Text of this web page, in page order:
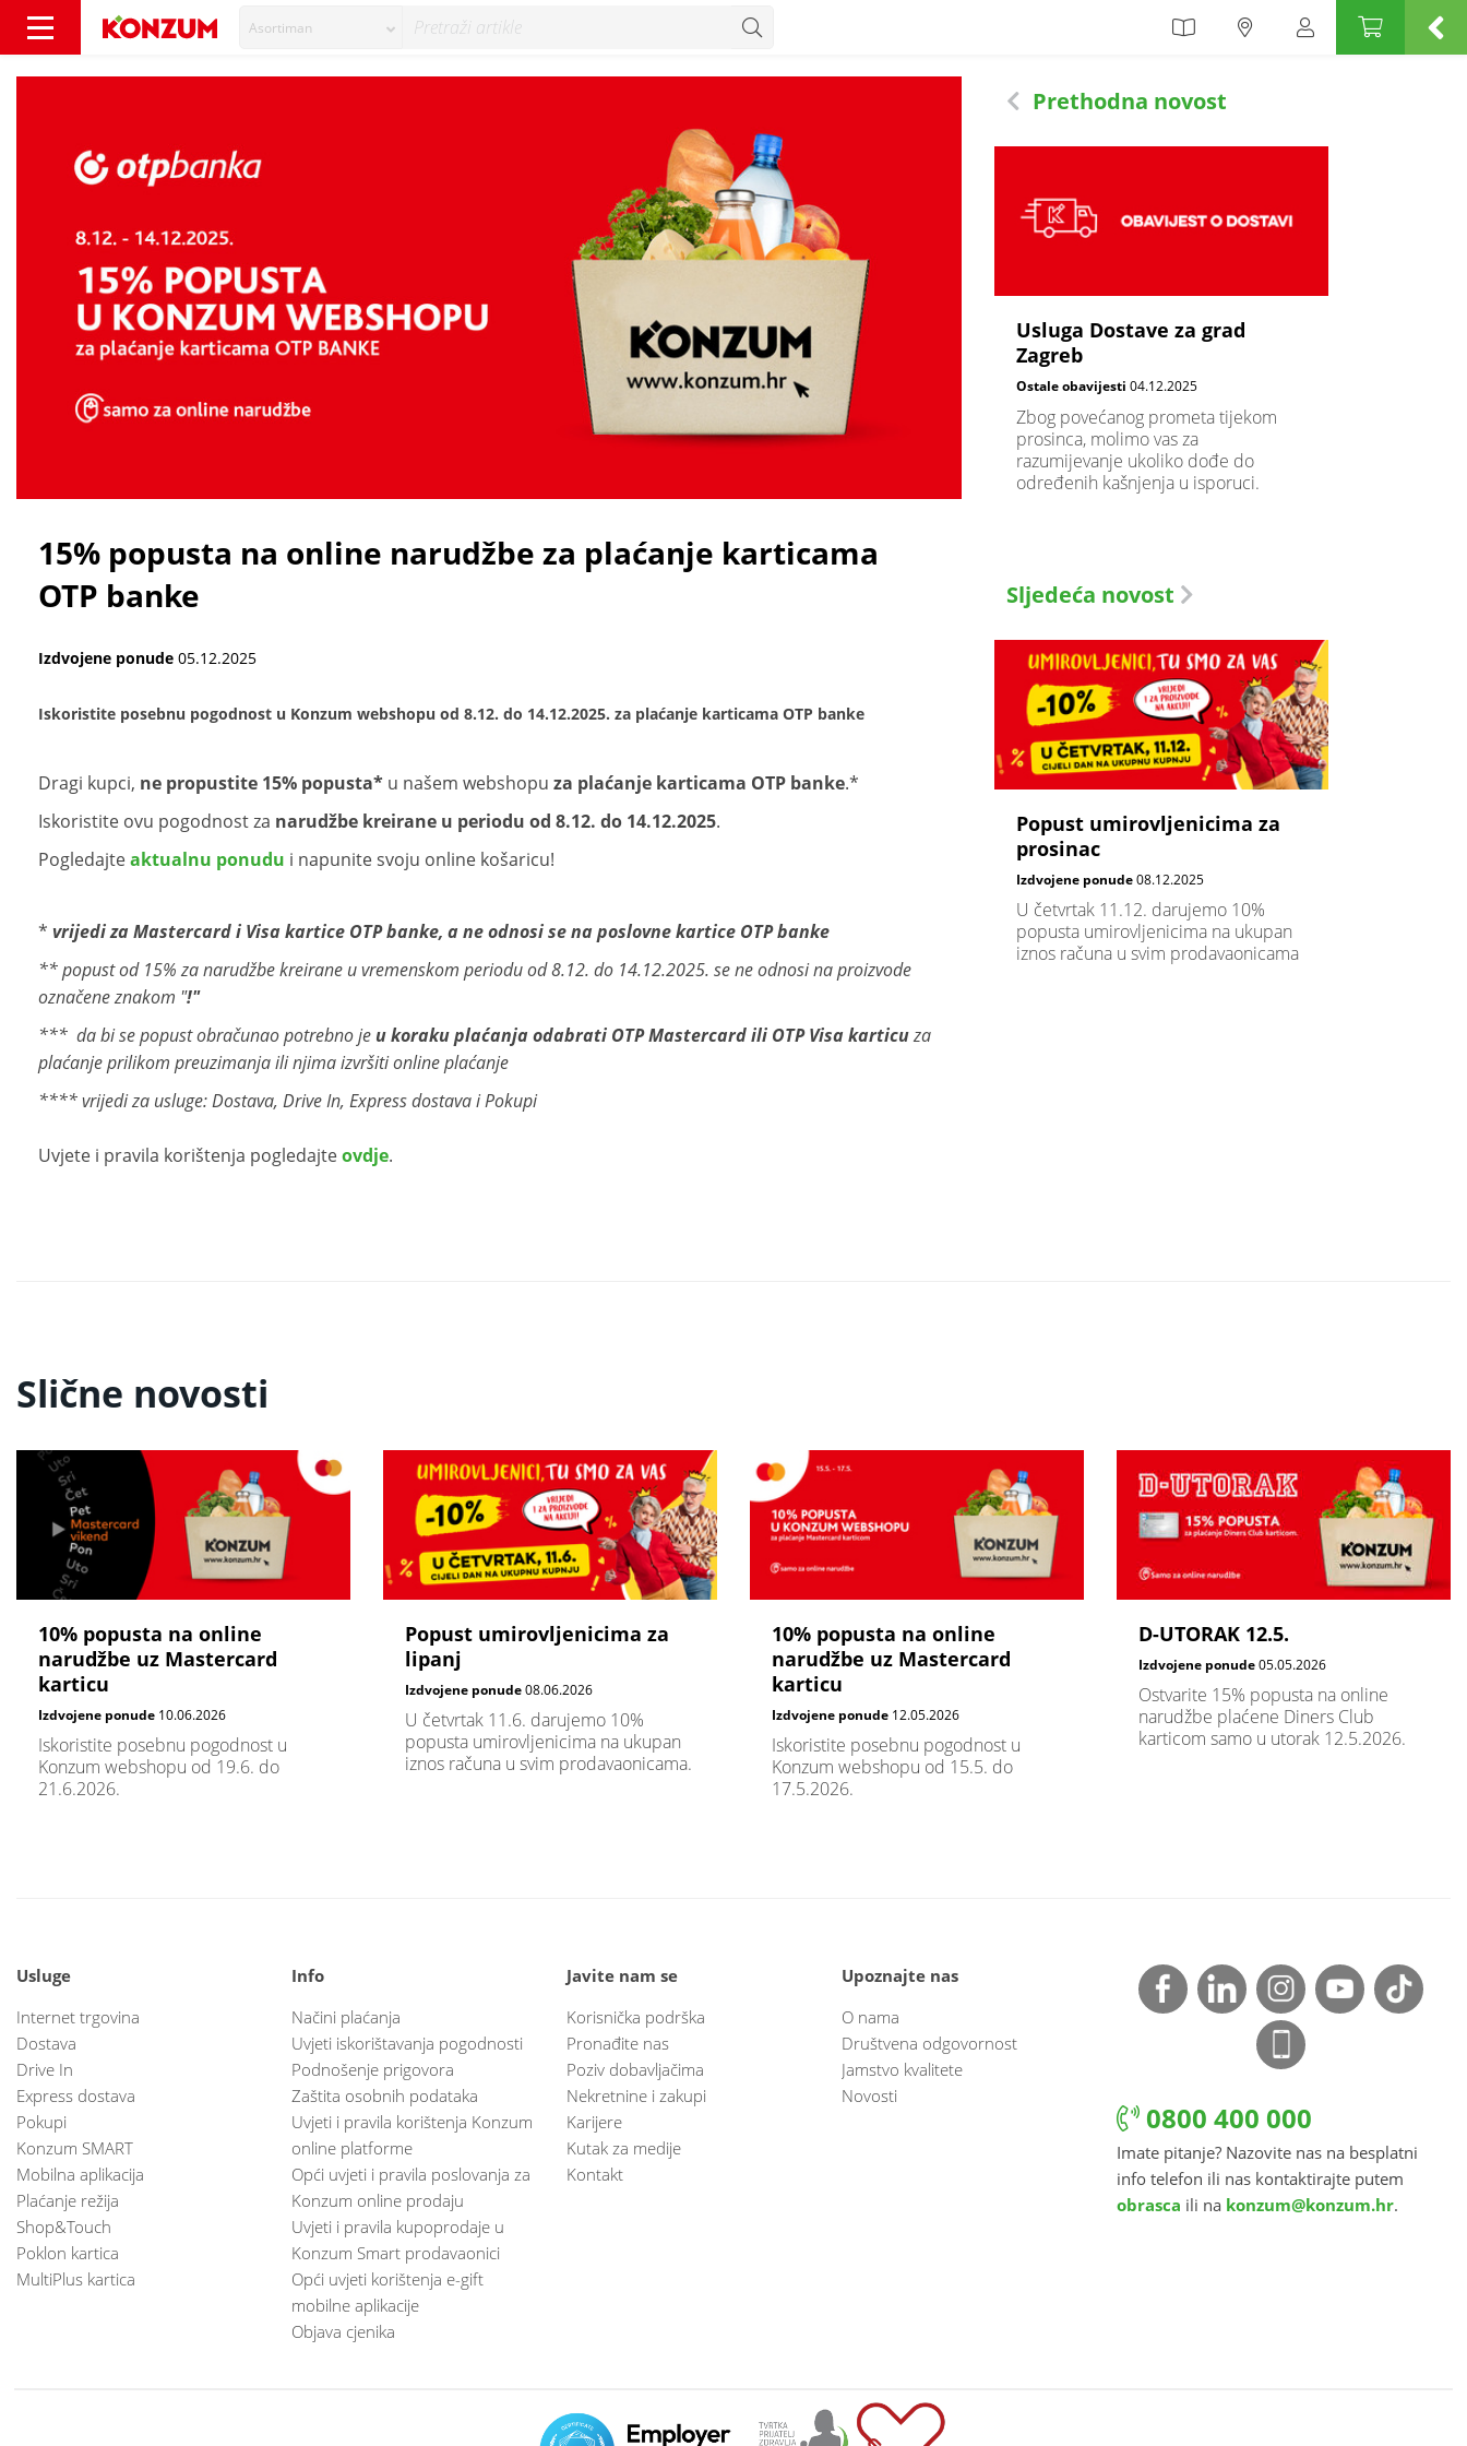
Asortiman
15% popusta na online narudžbe za plaćanje karticama
OTP banke
Izdvojene ponude 05.12.2025
Iskoristite posebnu pogodnost u Konzum webshopu od 8.12. do 14.12.2025. za plaćanje karticama OTP banke
Dragi kupci, ne propustite 15% popusta* u našem webshopu za plaćanje karticama OTP banke.*
Iskoristite ovu pogodnost za narudžbe kreirane u periodu od 8.12. do 14.12.2025.
Pogledajteaktualnu ponudu i napunite svoju online košaricu!
* vrijedi za Mastercard i Visa kartice OTP banke, a ne odnosi se na poslovne kartice OTP banke
** popust od 15% za narudžbe kreirane u vremenskom periodu od 8.12. do 14.12.2025. se ne odnosi na proizvode
označene znakom "!"
*** da bi sepopust obračunao potrebno je u koraku plaćanja odabrati OTP Mastercard ili OTP Visa karticuza
plaćanje prilikom preuzimanja ili njima izvršiti online plaćanje
**** vrijedi za usluge: Dostava, Drive In, Express dostava i Pokupi
Uvjete i pravila korištenja pogledajteovdje.
Prethodna novost
Usluga Dostave za grad
Zagreb
Ostale obavijesti 04.12.2025
Zbog povećanog prometa tijekom
prosinca, molimo vas za
razumijevanje ukoliko dođe do
određenih kašnjenja u isporuci.
Sljedeća novost
Popust umirovljenicima za
prosinac
Izdvojene ponude08.12.2025
U četvrtak 11.12. darujemo 10%
popusta umirovljenicima na ukupan
iznos računa u svim prodavaonicama
Slične novosti
10% popusta na online
narudžbe uz Mastercard
karticu
Izdvojene ponude 10.06.2026
Iskoristite posebnu pogodnost u
Konzum webshopu od 19.6. do
21.6.2026.
Popust umirovljenicima za
lipanj
Izdvojene ponude08.06.2026
U četvrtak 11.6. darujemo 10%
popusta umirovljenicima na ukupan
iznos računa u svim prodavaonicama.
10% popusta na online
narudžbe uz Mastercard
karticu
Izdvojene ponude 12.05.2026
Iskoristite posebnu pogodnost u
Konzum webshopu od 15.5. do
17.5.2026.
D-UTORAK 12.5.
Izdvojene ponude05.05.2026
Ostvarite 15% popusta na online
narudžbe plaćene Diners Club
karticom samo u utorak 12.5.2026.
Usluge
Internet trgovina
Dostava
Drive In
Express dostava
Pokupi
Konzum SMART
Mobilna aplikacija
Plaćanje režija
Shop&Touch
Poklon kartica
MultiPlus kartica
Info
Načini plaćanja
Uvjeti iskorištavanja pogodnosti
Podnošenje prigovora
Zaštita osobnih podataka
Uvjeti i pravila korištenja Konzum
online platforme
Opći uvjeti i pravila poslovanja za
Konzum online prodaju
Uvjeti i pravila kupoprodaje u
Konzum Smart prodavaonici
Opći uvjeti korištenja e-gift
mobilne aplikacije
Objava cjenika
Javite nam se
Korisnička podrška
Pronađite nas
Poziv dobavljačima
Nekretnine i zakupi
Karijere
Kutak za medije
Kontakt
Upoznajte nas
O nama
Društvena odgovornost
Jamstvo kvalitete
Novosti
0800 400 000
Imate pitanje? Nazovite nas na besplatni
info telefon ili nas kontaktirajte putem
obrasca ili na konzum@konzum.hr.